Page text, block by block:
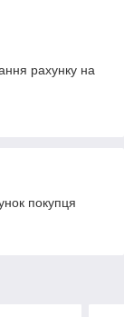
рахунку на
покупця